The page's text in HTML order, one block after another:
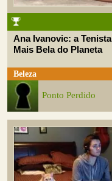
Ana Ivanovic: a Tenista
Mais Bela do Planeta
Beleza
Ponto Perdido